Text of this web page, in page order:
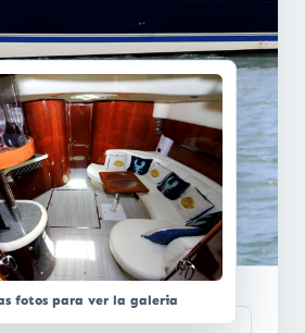
fotos para ver la galeria